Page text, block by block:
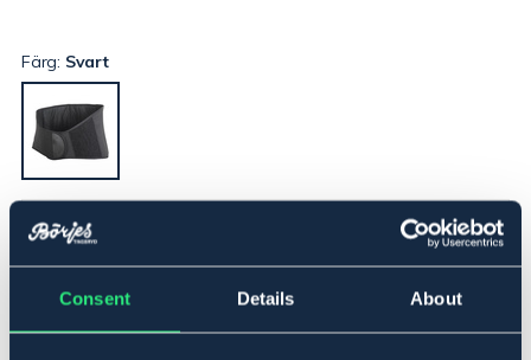
Consent Details About
Färg: Svart
M ▾
Lägg i varukorgen